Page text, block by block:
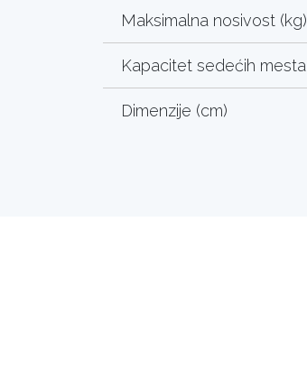
Maksimalna nosivost (kg)
Kapacitet sedećih mesta
Dimenzije (cm)